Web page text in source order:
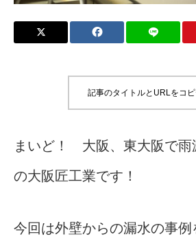
記事のタイトルとURLをコ
まいど！ 大阪、東大阪で雨
の大阪匠工業です！
今回は外壁からの漏水の事